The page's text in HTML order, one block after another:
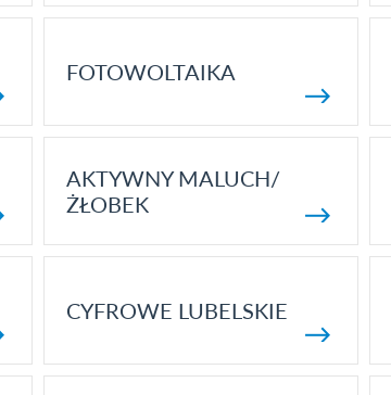
FOTOWOLTAIKA
AKTYWNY MALUCH/
ŻŁOBEK
CYFROWE LUBELSKIE